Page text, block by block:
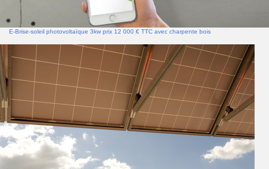
E-Brise-soleil photovoltaïque 3kw prix 12 000 € TTC avec charpente bois